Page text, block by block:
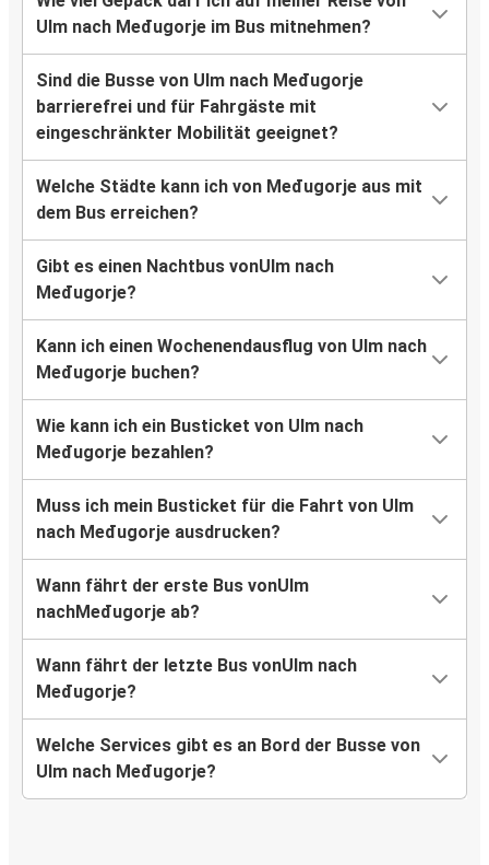
Ulm nach Međugorje im Bus mitnehmen?
Sind die Busse von Ulm nach Međugorje
barrierefrei und für Fahrgäste mit
eingeschränkter Mobilität geeignet?
Welche Städte kann ich von Međugorje aus mit
dem Bus erreichen?
Gibt es einen Nachtbus vonUlm nach
Međugorje?
Kann ich einen Wochenendausflug von Ulm nach
Međugorje buchen?
Wie kann ich ein Busticket von Ulm nach
Međugorje bezahlen?
Muss ich mein Busticket für die Fahrt von Ulm
nach Međugorje ausdrucken?
Wann fährt der erste Bus vonUlm
nachMeđugorje ab?
Wann fährt der letzte Bus vonUlm nach
Međugorje?
Welche Services gibt es an Bord der Busse von
Ulm nach Međugorje?